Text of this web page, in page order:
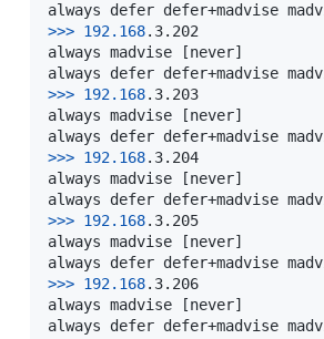
always defer defer+madvise
>>> 192.168.3.202
always madvise
[never]
always defer defer+madvise
>>> 192.168.3.203
always madvise
[never]
always defer defer+madvise
>>> 192.168.3.204
always madvise
[never]
always defer defer+madvise
>>> 192.168.3.205
always madvise
[never]
always defer defer+madvise
>>> 192.168.3.206
always madvise
[never]
always defer defer+madvise